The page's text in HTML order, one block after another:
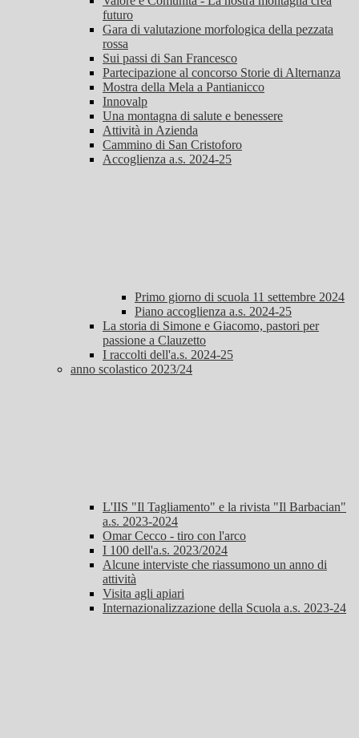
futuro
Gara di valutazione morfologica della pezzata
rossa
Sui passi di San Francesco
Partecipazione al concorso Storie di Alternanza
Mostra della Mela a Pantianicco
Innovalp
Una montagna di salute e benessere
Attività in Azienda
Cammino di San Cristoforo
Accoglienza a.s. 2024-25
Primo giorno di scuola 11 settembre 2024
Piano accoglienza a.s. 2024-25
La storia di Simone e Giacomo, pastori per
passione a Clauzetto
I raccolti dell'a.s. 2024-25
anno scolastico 2023/24
L'IIS "Il Tagliamento" e la rivista "Il Barbacian"
a.s. 2023-2024
Omar Cecco - tiro con l'arco
I 100 dell'a.s. 2023/2024
Alcune interviste che riassumono un anno di
attività
Visita agli apiari
Internazionalizzazione della Scuola a.s. 2023-24